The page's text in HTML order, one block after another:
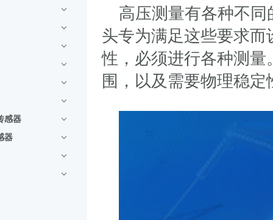
感器
器
高压测量有各种不
头专为满足这些要求
性，必须进行各种测
围，以及需要物理稳定